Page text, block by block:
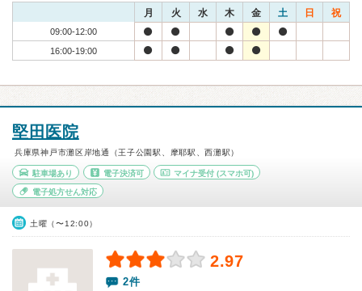
月 火 水 木 金 土 日 祝
09:00-12:00
16:00-19:00
堅田医院
兵庫県神戸市灘区岸地通（王子公園駅、摩耶駅、西灘駅）
駐車場あり 電子決済可 マイナ受付 (スマホ可)
電子処方せん対応
土曜（〜12:00）
2.97
2件